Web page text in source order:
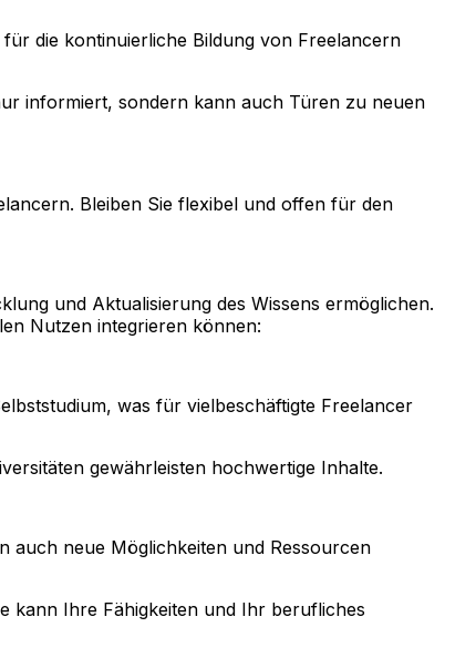
die kontinuierliche Bildung von Freelancern
informiert, sondern kann auch Türen zu neuen
Bleiben Sie flexibel und offen für den
und Aktualisierung des Wissens ermöglichen.
Nutzen integrieren können:
was für vielbeschäftigte Freelancer
gewährleisten hochwertige Inhalte.
auch neue Möglichkeiten und Ressourcen
kann Ihre Fähigkeiten und Ihr berufliches